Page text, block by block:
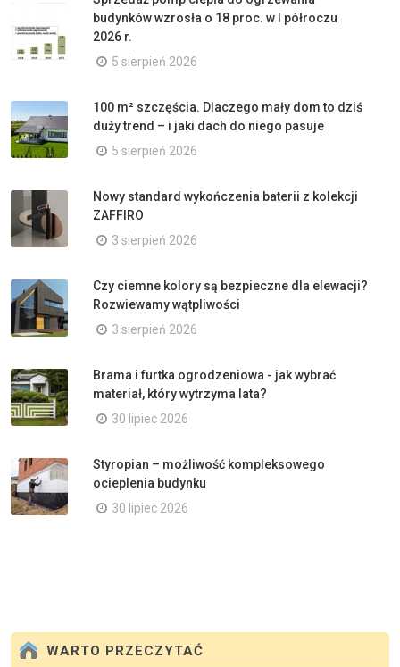
budynków wzrosła o 18 proc. w I półroczu
2026 r.
5 sierpień 2026
100 m² szczęścia. Dlaczego mały dom to dziś
duży trend – i jaki dach do niego pasuje
5 sierpień 2026
Nowy standard wykończenia baterii z kolekcji
ZAFFIRO
3 sierpień 2026
Czy ciemne kolory są bezpieczne dla elewacji?
Rozwiewamy wątpliwości
3 sierpień 2026
Brama i furtka ogrodzeniowa - jak wybrać
materiał, który wytrzyma lata?
30 lipiec 2026
Styropian – możliwość kompleksowego
ocieplenia budynku
30 lipiec 2026
WARTO PRZECZYTAĆ